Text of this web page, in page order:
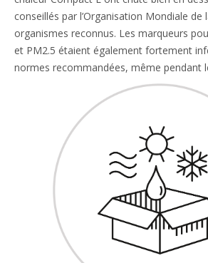
conseillés par l’Organisation Mondiale de
organismes reconnus. Les marqueurs
et PM2.5 étaient également fortement
normes recommandées, même pendant